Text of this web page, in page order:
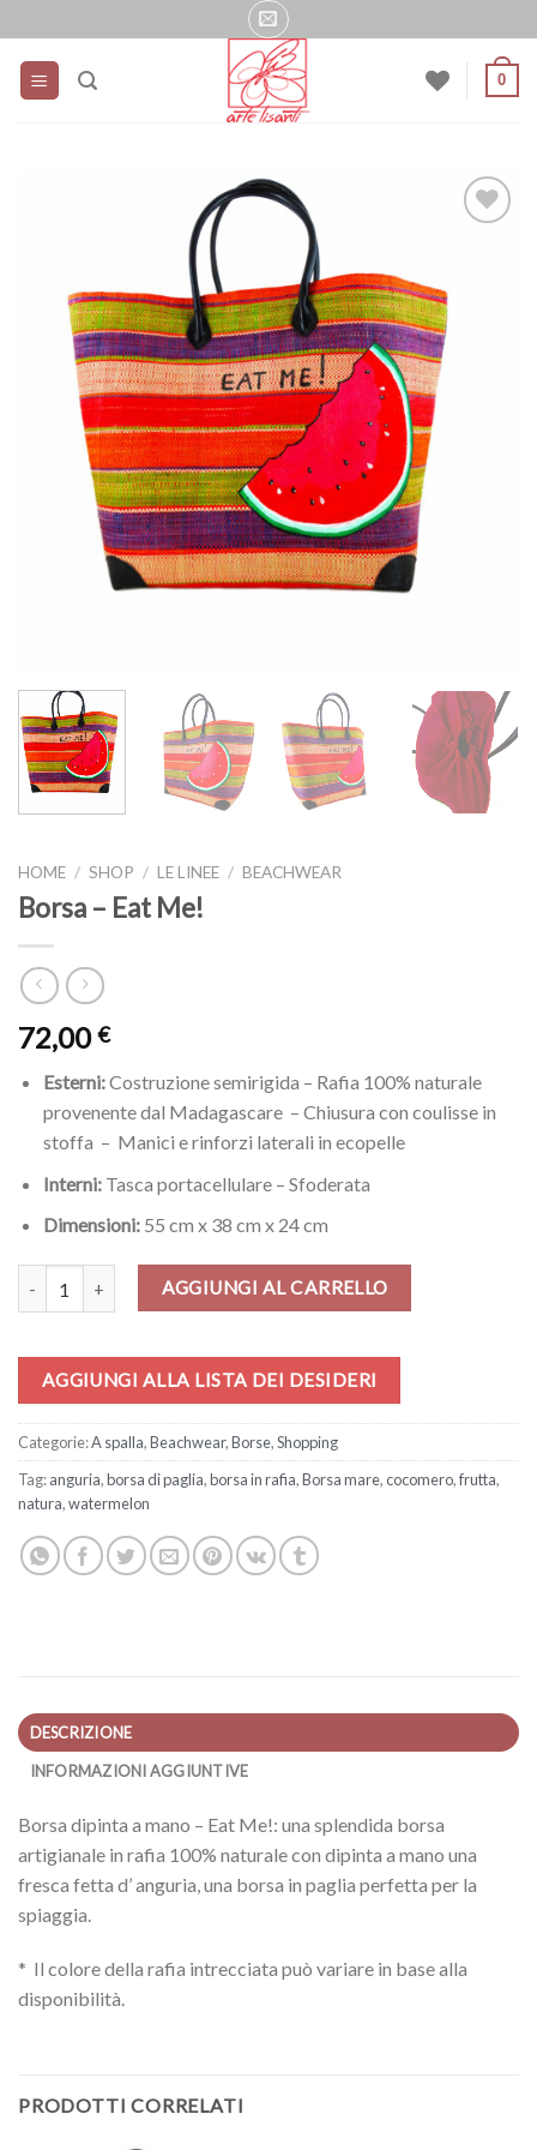
ai
contenuti
0
HOME / SHOP / LE LINEE / BEACHWEAR
Borsa – Eat Me!
72,00€
Esterni:Costruzione semirigida – Rafia 100% naturale
provenente dal Madagascare – Chiusura con coulisse in
stoffa – Manici e rinforzi laterali in ecopelle
Interni:Tasca portacellulare – Sfoderata
Dimensioni:55 cm x 38 cm x 24 cm
Borsa – Eat Me! quantitàAGGIUNGI AL CARRELLO
AGGIUNGI ALLA LISTA DEI DESIDERI
Categorie:A spalla,Beachwear,Borse,Shopping
Tag:anguria,borsa di paglia,borsa in rafia,Borsa mare, cocomero,frutta,
natura,watermelon
DESCRIZIONE
INFORMAZIONI AGGIUNTIVE
Borsa dipinta a mano – Eat Me!: una splendida borsa
artigianale in rafia 100% naturale con dipinta a mano una
fresca fetta d’ anguria, una borsa in paglia perfetta per la
spiaggia.
* Il colore della rafia intrecciata può variare in base alla
disponibilità.
PRODOTTI CORRELATI